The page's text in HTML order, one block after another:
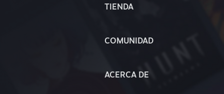
TIENDA
COMUNIDAD
ACERCA DE